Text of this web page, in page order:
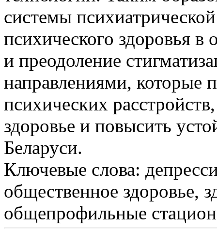
системы
психического здоровья
и преодоление
направлениями, которые
психических
здоровье и повысить
Беларуси.
Ключевые слова:
общественное здоровье,
общепрофильные